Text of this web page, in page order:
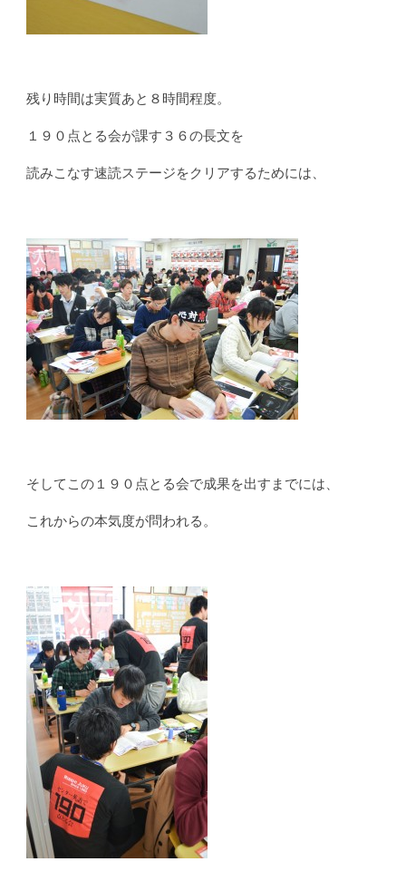
残り時間は実質あと８時間程度。
１９０点とる会が課す３６の長文を
読みこなす速読ステージをクリアするためには、
そしてこの１９０点とる会で成果を出すまでには、
これからの本気度が問われる。